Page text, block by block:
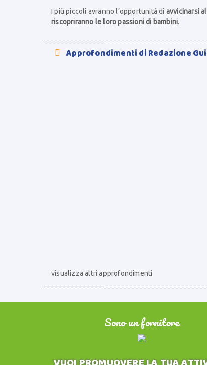
I più piccoli avranno l’opportunità di avvicinarsi
riscopriranno le loro passioni di bambini.
 Approfondimenti di Redazione
visualizza altri approfondimenti
Sono un fornitore